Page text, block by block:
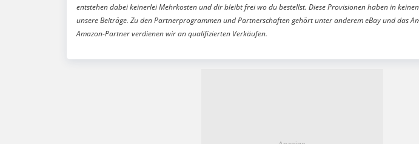
entstehen dabei keinerlei Mehrkosten und dir bleibt frei wo du bestellst. Diese Provisionen haben in
unsere Beiträge. Zu den Partnerprogrammen und Partnerschaften gehört unter anderem eBay und das
Amazon-Partner verdienen wir an qualifizierten Verkäufen.